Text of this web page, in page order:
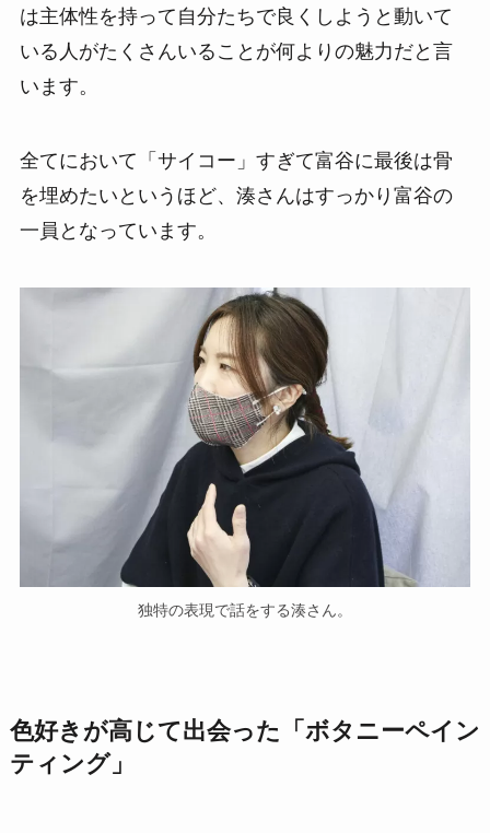
は主体性を持って自分たちで良くしようと動いて
いる人がたくさんいることが何よりの魅力だと言
います。
全てにおいて「サイコー」すぎて富谷に最後は骨
を埋めたいというほど、湊さんはすっかり富谷の
一員となっています。
独特の表現で話をする湊さん。
色好きが高じて出会った「ボタニーペイン
ティング」